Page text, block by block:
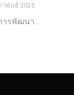
พันธ์ 2025
ารพัฒนา…